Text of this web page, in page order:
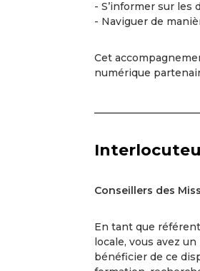
- S’informer sur les
- Naviguer de
Cet
numérique
Conseillers des
En tant que
locale, vous avez
bénéficier de ce